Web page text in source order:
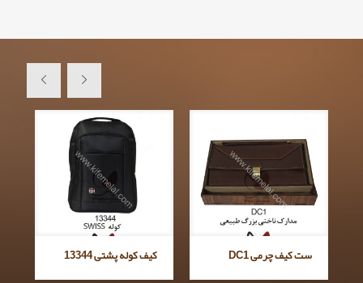
ست کیف چرمی DC1 کیف کوله پشتی 13344